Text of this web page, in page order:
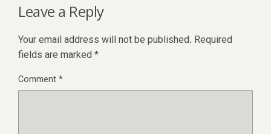
Leave a Reply
Your email address will not be published. Required
fields are marked *
Comment*